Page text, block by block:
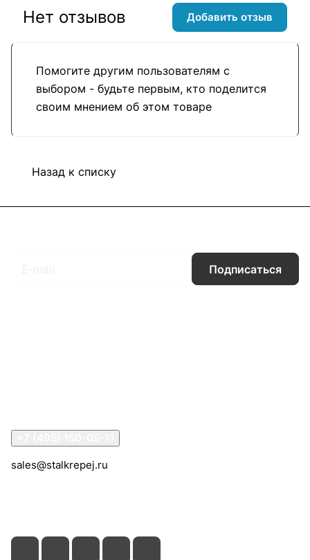
Помогите другим пользователям с
выбором - будьте первым, кто поделится
своим мнением об этом товаре
Нет отзывов Добавить отзыв
Назад к списку
Подписаться
sales@stalkrepej.ru